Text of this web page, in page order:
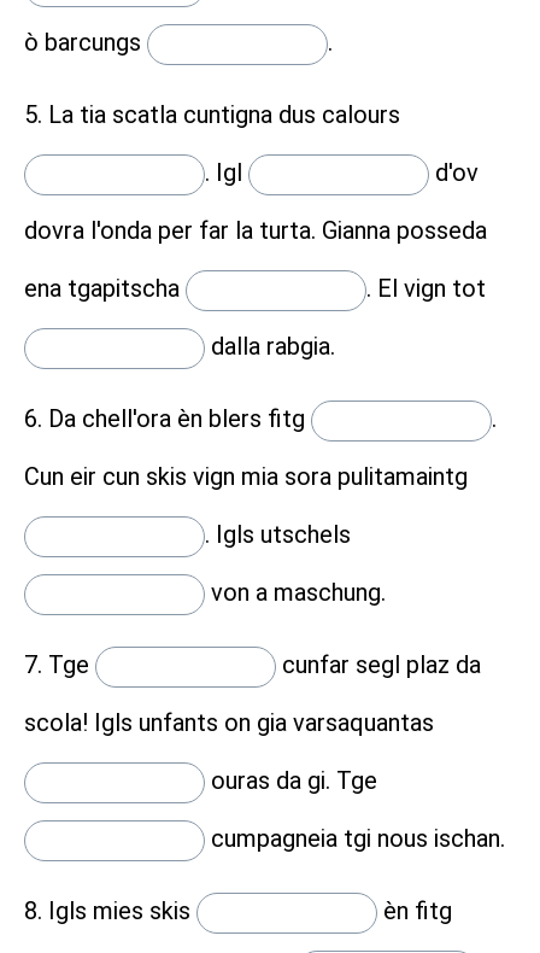
ò barcungs
.
5. La tia scatla cuntigna dus calours
. Igl
d'ov
dovra l'onda per far la turta. Gianna posseda
ena tgapitscha
. El vign tot
dalla rabgia.
6. Da chell'ora èn blers fitg
.
Cun eir cun skis vign mia sora pulitamaintg
. Igls utschels
von a maschung.
7. Tge
cunfar segl plaz da
scola! Igls unfants on gia varsaquantas
ouras da gi. Tge
cumpagneia tgi nous ischan.
8. Igls mies skis
èn fitg